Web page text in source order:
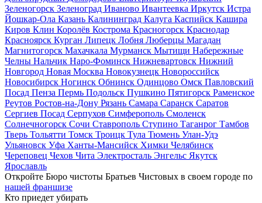
Зеленогорск Зеленоград Иваново Ивантеевка Иркутск Истра
Йошкар-Ола Казань Калининград Калуга Каспийск Кашира
Киров Клин Королёв Кострома Красногорск Краснодар
Красноярск Курган Липецк Лобня Люберцы Магадан
Магнитогорск Махачкала Мурманск Мытищи Набережные
Челны Нальчик Наро-Фоминск Нижневартовск Нижний
Новгород Новая Москва Новокузнецк Новороссийск
Новосибирск Ногинск Обнинск Одинцово Омск Павловский
Посад Пенза Пермь Подольск Пушкино Пятигорск Раменское
Реутов Ростов-на-Дону Рязань Самара Саранск Саратов
Сергиев Посад Серпухов Симферополь Смоленск
Солнечногорск Сочи Ставрополь Ступино Таганрог Тамбов
Тверь Тольятти Томск Троицк Тула Тюмень Улан-Удэ
Ульяновск Уфа Ханты-Мансийск Химки Челябинск
Череповец Чехов Чита Электросталь Энгельс Якутск
Ярославль
Откройте Бюро чистоты Братьев Чистовых в своем городе по
нашей франшизе
Кто приедет убирать